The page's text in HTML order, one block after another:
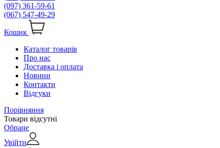
(097) 361-59-61
(067) 547-49-29
Кошик
Каталог товарів
Про нас
Доставка і оплата
Новини
Контакти
Відгуки
Порівняння
Товари відсутні
Обране
Увійти